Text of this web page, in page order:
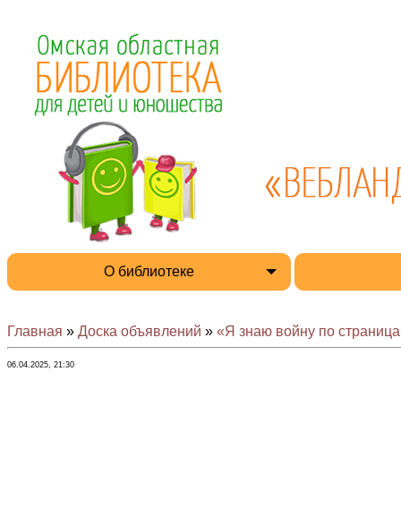
О библиотеке
Главная » Доска объявлений » «Я знаю войну по
06.04.2025, 21:30